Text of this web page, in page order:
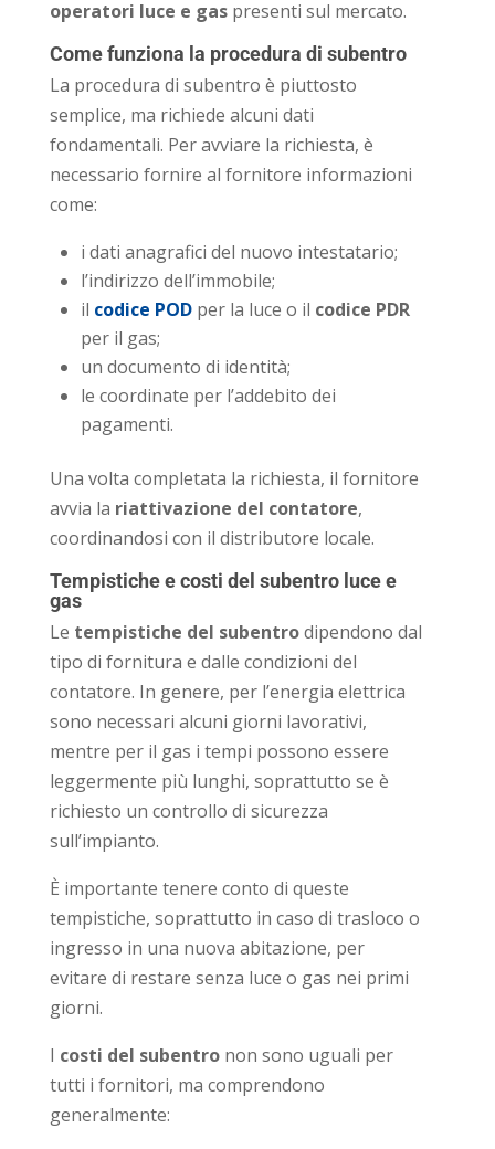
operatori luce e gaspresenti sul mercato.
Come funziona la procedura di subentro
La procedura di subentro è piuttosto
semplice, ma richiede alcuni dati
fondamentali. Per avviare la richiesta, è
necessario fornire al fornitore informazioni
come:
i dati anagrafici del nuovo intestatario;
l’indirizzo dell’immobile;
il codice PODper la luce o il codice PDR
per il gas;
un documento di identità;
le coordinate per l’addebito dei
pagamenti.
Una volta completata la richiesta, il fornitore
avvia la riattivazione del contatore,
coordinandosi con il distributore locale.
Tempistiche e costi del subentro luce e
gas
Le tempistiche del subentrodipendono dal
tipo di fornitura e dalle condizioni del
contatore. In genere, per l’energia elettrica
sono necessari alcuni giorni lavorativi,
mentre per il gas i tempi possono essere
leggermente più lunghi, soprattutto se è
richiesto un controllo di sicurezza
sull’impianto.
È importante tenere conto di queste
tempistiche, soprattutto in caso di trasloco o
ingresso in una nuova abitazione, per
evitare di restare senza luce o gas nei primi
giorni.
I costi del subentronon sono uguali per
tutti i fornitori, ma comprendono
generalmente: